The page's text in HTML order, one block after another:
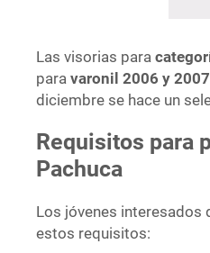
Las visorias para
paravaronil 2006 y 2007
diciembre se hace un
Requisitos para
Pachuca
Los jóvenes interesados
estos requisitos: